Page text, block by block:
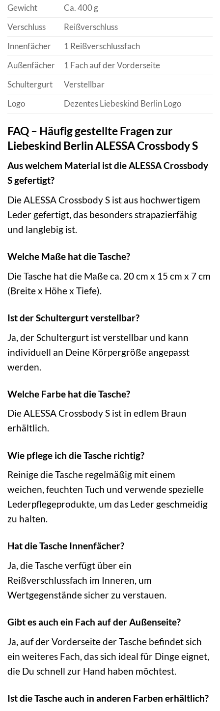
Gewicht
Ca. 400 g
Verschluss
Reißverschluss
Innenfächer
1 Reißverschlussfach
Außenfächer
1 Fach auf der Vorderseite
Schultergurt
Verstellbar
Logo
Dezentes Liebeskind Berlin Logo
FAQ – Häufig gestellte Fragen zur
Liebeskind Berlin ALESSA Crossbody S
Aus welchem Material ist die ALESSA Crossbody
S gefertigt?
Die ALESSA Crossbody S ist aus hochwertigem
Leder gefertigt, das besonders strapazierfähig
und langlebig ist.
Welche Maße hat die Tasche?
Die Tasche hat die Maße ca. 20 cm x 15 cm x 7 cm
(Breite x Höhe x Tiefe).
Ist der Schultergurt verstellbar?
Ja, der Schultergurt ist verstellbar und kann
individuell an Deine Körpergröße angepasst
werden.
Welche Farbe hat die Tasche?
Die ALESSA Crossbody S ist in edlem Braun
erhältlich.
Wie pflege ich die Tasche richtig?
Reinige die Tasche regelmäßig mit einem
weichen, feuchten Tuch und verwende spezielle
Lederpflegeprodukte, um das Leder geschmeidig
zu halten.
Hat die Tasche Innenfächer?
Ja, die Tasche verfügt über ein
Reißverschlussfach im Inneren, um
Wertgegenstände sicher zu verstauen.
Gibt es auch ein Fach auf der Außenseite?
Ja, auf der Vorderseite der Tasche befindet sich
ein weiteres Fach, das sich ideal für Dinge eignet,
die Du schnell zur Hand haben möchtest.
Ist die Tasche auch in anderen Farben erhältlich?